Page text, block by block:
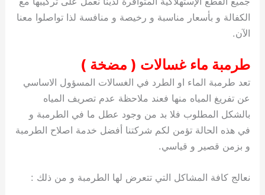
الكفالة و بأسعار مناسبة و رخيصة و منافسة لذا تواصلوا معنا
الآن.
طرمبة ماء غسالات ( مضخة )
تعد طرمبة الماء او الطرد في الغسالات المسؤول الاساسي
عن تفريغ المياه منها فعند ملاحظة عدم تصريف المياه
بالشكل المطلوب فلا بد من وجود عطل ما في الطرمبة و
في هذه الحالة تؤمن لكم شركتنا أفضل خدمة اصلاح الطرمبة
و بزمن قصير و قياسي.
نعالج كافة المشاكل التي تتعرض لها الطرمبة و من ذلك :